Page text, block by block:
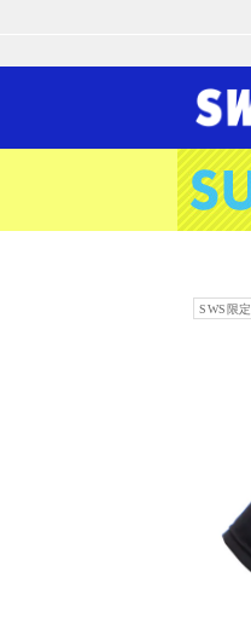
SWS限定